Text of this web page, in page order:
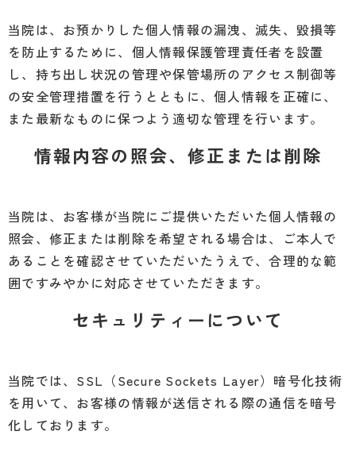
当院は、お預かりした個人情報の漏洩、滅失、毀損等
を防止するために、個人情報保護管理責任者を設置
し、持ち出し状況の管理や保管場所のアクセス制御等
の安全管理措置を行うとともに、個人情報を正確に、
また最新なものに保つよう適切な管理を行います。
情報内容の照会、修正または削除
当院は、お客様が当院にご提供いただいた個人情報の
照会、修正または削除を希望される場合は、ご本人で
あることを確認させていただいたうえで、合理的な範
囲ですみやかに対応させていただきます。
セキュリティーについて
当院では、SSL（Secure Sockets Layer）暗号化技術
を用いて、お客様の情報が送信される際の通信を暗号
化しております。